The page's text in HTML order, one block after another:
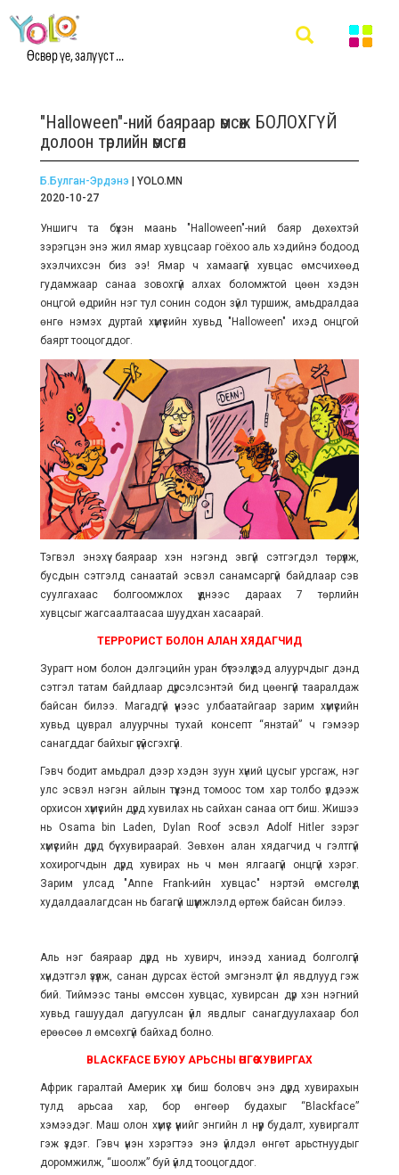
Өсвөр үе, залууст ...
"Halloween"-ний баяраар өмсөж БОЛОХГҮЙ
долоон төрлийн өмсгөл
Б.Булган-Эрдэнэ | YOLO.MN
2020-10-27
Уншигч та бүхэн маань "Halloween"-ний баяр дөхөхтэй
зэрэгцэн энэ жил ямар хувцсаар гоёхоо аль хэдийнэ бодоод
эхэлчихсэн биз ээ! Ямар ч хамаагүй хувцас өмсчихөөд
гудамжаар санаа зовохгүй алхах боломжтой цөөн хэдэн
онцгой өдрийн нэг тул сонин содон зүйл туршиж, амьдралдаа
өнгө нэмэх дуртай хүмүүсийн хувьд"Halloween" ихэд онцгой
баярт тооцогддог.
Тэгвэл энэхүү баяраар хэн нэгэнд эвгүй сэтгэгдэл төрүүлж,
бусдын сэтгэлд санаатай эсвэл санамсаргүй байдлаар сэв
суулгахаас болгоомжлох үүднээс дараах 7 төрлийн
хувцсыг жагсаалтаасаа шуудхан хасаарай.
ТЕРРОРИСТ БОЛОН АЛАН ХЯДАГЧИД
Зурагт ном болон дэлгэцийн уран бүтээлүүдэд алуурчдыг дэндүү
сэтгэл татам байдлаар дүрсэлсэнтэй бид цөөнгүй тааралдаж
байсан билээ. Магадгүй үүнээс улбаатайгаар зарим хүмүүсийн
хувьд цуврал алуурчны тухай консепт “янзтай” ч гэмээр
санагддаг байхыг үгүйсгэхгүй.
Гэвч бодит амьдрал дээр хэдэн зуун хүний цусыг урсгаж, нэг
улс эсвэл нэгэн айлын түүхэнд томоос том хар толбо үлдээж
орхисон хүмүүсийн дүрд хувилах нь сайхан санаа огт биш. Жишээ
нь Osama bin Laden, Dylan Roof эсвэл Adolf Hitler зэрэг
хүмүүсийн дүрд бүү хувираарай. Зөвхөн алан хядагчид ч гэлтгүй
хохирогчдын дүрд хувирах нь ч мөн ялгаагүй онцгүй хэрэг.
Зарим улсад "Anne Frank-ийн хувцас" нэртэй өмсгөлүүд
худалдаалагдсан нь багагүй шүүмжлэлд өртөж байсан билээ.
Аль нэг баяраар дүрд нь хувирч, инээд ханиад болголгүй
хүндэтгэл үзүүлж, санан дурсах ёстой эмгэнэлт үйл явдлууд гэж
бий. Тиймээс таны өмссөн хувцас, хувирсан дүр хэн нэгний
хувьд гашуудал дагуулсан үйл явдлыг санагдуулахаар бол
ерөөсөө л өмсөхгүй байхад болно.
BLACKFACE БУЮУ АРЬСНЫ ӨНГӨӨ ХУВИРГАХ
Африк гаралтай Америк хүн биш боловч энэ дүрд хувирахын
тулд арьсаа хар, бор өнгөөр будахыг “Blackface”
хэмээдэг.Маш олон хүмүүс үүнийг энгийн л нүүр будалт, хувиргалт
гэж үздэг. Гэвч үнэн хэрэгтээ энэ үйлдэл өнгөт арьстнуудыг
доромжилж, “шоолж” буй үйлд тооцогддог.